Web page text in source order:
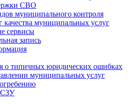
СВО
муниципального контроля
муниципальных услуг
сервисы
запись
о типичных юридических ошибках
муниципальных услуг